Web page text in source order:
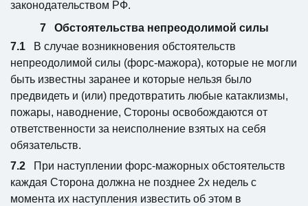
законодательством РФ.
Обстоятельства непреодолимой силы
В случае возникновения обстоятельств
непреодолимой силы (форс-мажора), которые не могли
быть известны заранее и которые нельзя было
предвидеть и (или) предотвратить любые катаклизмы,
пожары, наводнение, Стороны освобождаются от
ответственности за неисполнение взятых на себя
обязательств.
При наступлении форс-мажорных обстоятельств
каждая Сторона должна не позднее 2х недель с
момента их наступления известить об этом в